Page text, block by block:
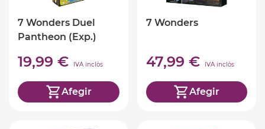
7 Wonders Duel
Pantheon (Exp.)
19,99 € IVA inclòs
Afegir
7 Wonders
47,99 € IVA inclòs
Afegir